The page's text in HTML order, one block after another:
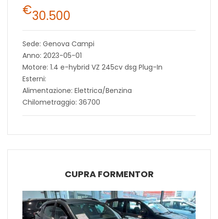
€30.500
Sede: Genova Campi
Anno: 2023-05-01
Motore: 1.4 e-hybrid VZ 245cv dsg Plug-In
Esterni:
Alimentazione: Elettrica/Benzina
Chilometraggio: 36700
CUPRA FORMENTOR